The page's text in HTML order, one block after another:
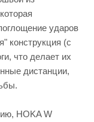
ударов
конструкция (с
что делает их
дистанции,
HOKA W